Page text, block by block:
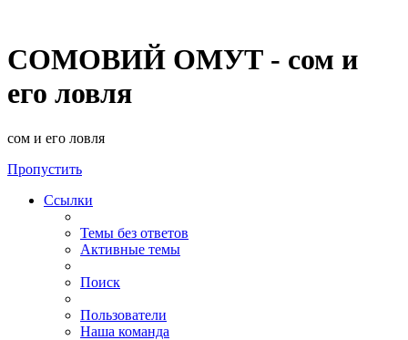
СОМОВИЙ ОМУТ - сом и
его ловля
сом и его ловля
Пропустить
Ссылки
Темы без ответов
Активные темы
Поиск
Пользователи
Наша команда